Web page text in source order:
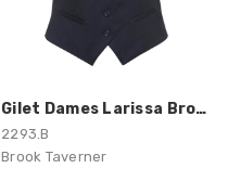
Gilet Dames Larissa Brook Taverner
2293.B
Brook Taverner